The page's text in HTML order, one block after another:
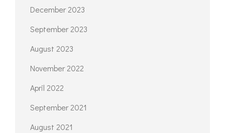
December 2023
September 2023
August 2023
November 2022
April 2022
September 2021
August 2021